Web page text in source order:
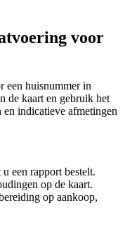
voor
een huisnummer in
de kaart en gebruik het
en indicatieve afmetingen
een rapport bestelt.
op de kaart.
op aankoop,